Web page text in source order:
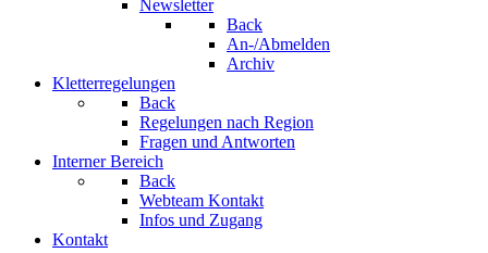
Newsletter
Back
An-/Abmelden
Archiv
Kletterregelungen
Back
Regelungen nach Region
Fragen und Antworten
Interner Bereich
Back
Webteam Kontakt
Infos und Zugang
Kontakt